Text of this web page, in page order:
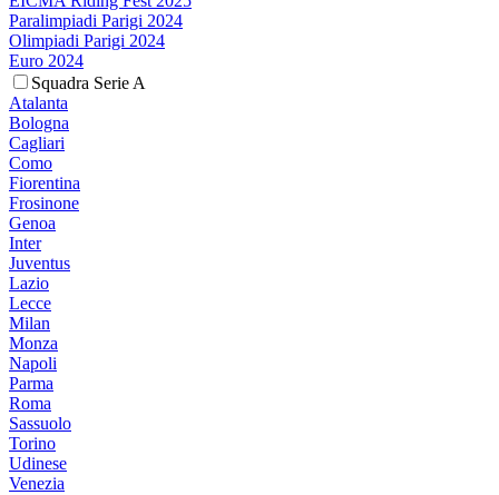
Paralimpiadi Parigi 2024
Olimpiadi Parigi 2024
Euro 2024
Squadra Serie A
Atalanta
Bologna
Cagliari
Como
Fiorentina
Frosinone
Genoa
Inter
Juventus
Lazio
Lecce
Milan
Monza
Napoli
Parma
Roma
Sassuolo
Torino
Udinese
Venezia